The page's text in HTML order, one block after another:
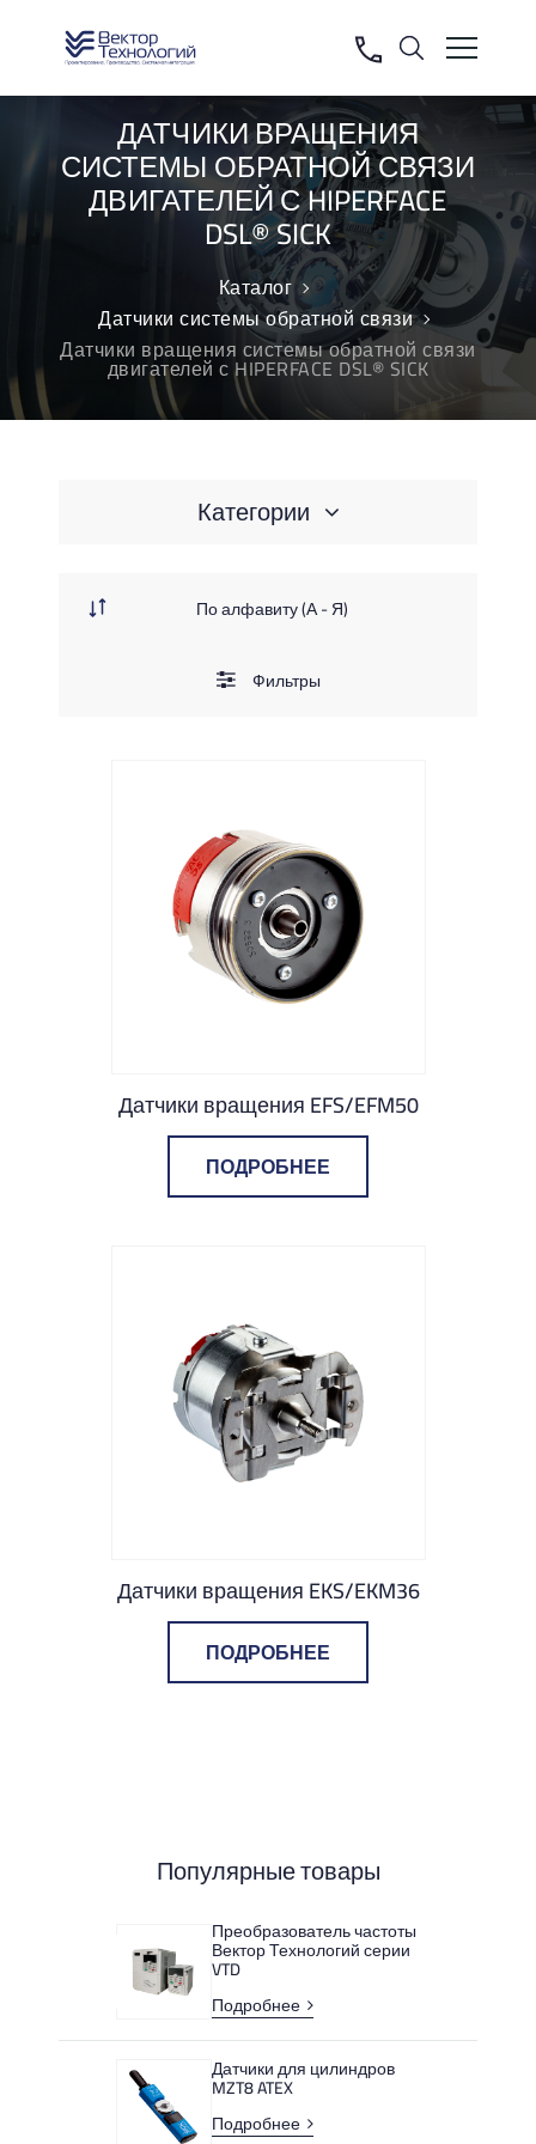
ДАТЧИКИ ВРАЩЕНИЯ
СИСТЕМЫ ОБРАТНОЙ СВЯЗИ
ДВИГАТЕЛЕЙ С HIPERFACE
DSL® SICK
Каталог
Датчики системы обратной связи
Датчики вращения системы обратной связи
двигателей с HIPERFACE DSL® SICK
Категории
Фильтры
Датчики вращения EFS/EFM50
ПОДРОБНЕЕ
Датчики вращения EKS/EKM36
ПОДРОБНЕЕ
Популярные товары
Преобразователь частоты
Вектор Технологий серии
VTD
Подробнее
Датчики для цилиндров
MZT8 ATEX
Подробнее